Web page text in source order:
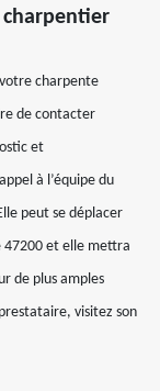
votre charpente
de contacter
et
à l’équipe du
peut se déplacer
47200 et elle mettra
de plus amples
visitez son